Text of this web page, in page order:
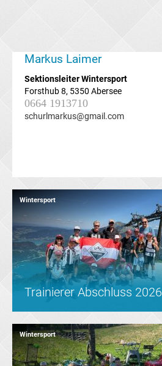
Markus Laimer
SektionsleiterWintersport
Forsthub 8, 5350 Abersee
0664 1913710
schurlmarkus@gmail.com
Wintersport
Trainierer Abschluss 2026
Wintersport